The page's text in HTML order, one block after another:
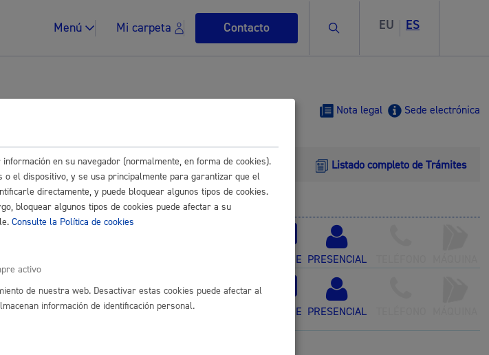
Menú Mi carpeta Contacto Buscar EU ES
Impuestos y multas
Espacio público, residuos y medioambiente
Sede electrónica
Nota legal
Buscar Listado completo de Trámites
ONLINE PRESENCIAL
o recursos en un expediente
* Online con certificado
ONLINE PRESENCIAL
en su navegador (normalmente, en forma de cookies).
el dispositivo, y se usa principalmente para garantizar que el
directamente, y puede bloquear algunos tipos de cookies.
bloquear algunos tipos de cookies puede afectar a su
Consulte la Política de cookies
activo
de nuestra web. Desactivar estas cookies puede afectar al
información de identificación personal.